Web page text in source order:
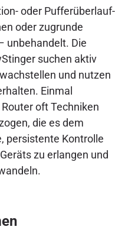
oder Pufferüberlauf-
oder zugrunde
unbehandelt. Die
suchen aktiv
und nutzen
Einmal
oft Techniken
die es dem
persistente Kontrolle
zu erlangen und